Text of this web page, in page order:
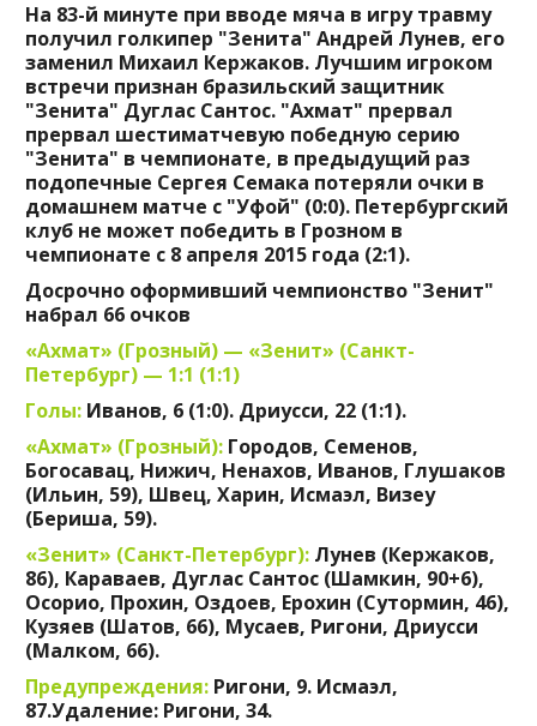
На 83-й минуте при вводе мяча в игру травму
получил голкипер "Зенита" Андрей Лунев, его
заменил Михаил Кержаков. Лучшим игроком
встречи признан бразильский защитник
"Зенита" Дуглас Сантос. "Ахмат" прервал
прервал шестиматчевую победную серию
"Зенита" в чемпионате, в предыдущий раз
подопечные Сергея Семака потеряли очки в
домашнем матче с "Уфой" (0:0). Петербургский
клуб не может победить в Грозном в
чемпионате с 8 апреля 2015 года (2:1).
Досрочно оформивший чемпионство "Зенит"
набрал 66 очков
«Ахмат» (Грозный) — «Зенит» (Санкт-
Петербург) — 1:1 (1:1)
Голы: Иванов, 6 (1:0). Дриусси, 22 (1:1).
«Ахмат» (Грозный): Городов, Семенов,
Богосавац, Нижич, Ненахов, Иванов, Глушаков
(Ильин, 59), Швец, Харин, Исмаэл, Визеу
(Бериша, 59).
«Зенит» (Санкт-Петербург): Лунев (Кержаков,
86), Караваев, Дуглас Сантос (Шамкин, 90+6),
Осорио, Прохин, Оздоев, Ерохин (Сутормин, 46),
Кузяев (Шатов, 66), Мусаев, Ригони, Дриусси
(Малком, 66).
Предупреждения: Ригони, 9. Исмаэл,
87.Удаление: Ригони, 34.